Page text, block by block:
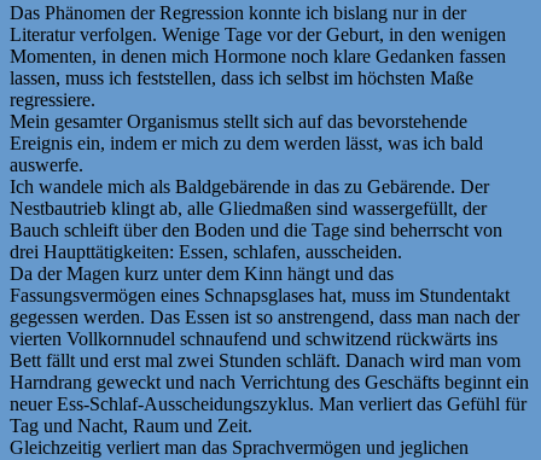
Das Phänomen der Regression konnte ich bislang nur in der
Literatur verfolgen. Wenige Tage vor der Geburt, in den wenigen
Momenten, in denen mich Hormone noch klare Gedanken fassen
lassen, muss ich feststellen, dass ich selbst im höchsten Maße
regressiere.
Mein gesamter Organismus stellt sich auf das bevorstehende
Ereignis ein, indem er mich zu dem werden lässt, was ich bald
auswerfe.
Ich wandele mich als Baldgebärende in das zu Gebärende. Der
Nestbautrieb klingt ab, alle Gliedmaßen sind wassergefüllt, der
Bauch schleift über den Boden und die Tage sind beherrscht von
drei Haupttätigkeiten: Essen, schlafen, ausscheiden.
Da der Magen kurz unter dem Kinn hängt und das
Fassungsvermögen eines Schnapsglases hat, muss im Stundentakt
gegessen werden. Das Essen ist so anstrengend, dass man nach der
vierten Vollkornnudel schnaufend und schwitzend rückwärts ins
Bett fällt und erst mal zwei Stunden schläft. Danach wird man vom
Harndrang geweckt und nach Verrichtung des Geschäfts beginnt ein
neuer Ess-Schlaf-Ausscheidungszyklus. Man verliert das Gefühl für
Tag und Nacht, Raum und Zeit.
Gleichzeitig verliert man das Sprachvermögen und jeglichen